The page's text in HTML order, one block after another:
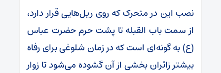
نصب این در متحرک که روی ریل‌هایی قرار دارد،
از سمت باب القبله تا پشت حرم حضرت عباس
(ع) به گونه‌ای است که در زمان شلوغی برای رفاه
بیشتر زائران بخشی از آن گشوده می‌شود تا زوار